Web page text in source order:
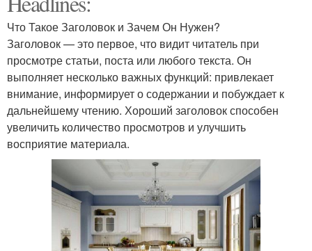
Что Такое Заголовок и Зачем Он Нужен?
Заголовок — это первое, что видит читатель при
просмотре статьи, поста или любого текста. Он
выполняет несколько важных функций: привлекает
внимание, информирует о содержании и побуждает к
дальнейшему чтению. Хороший заголовок способен
увеличить количество просмотров и улучшить
восприятие материала.